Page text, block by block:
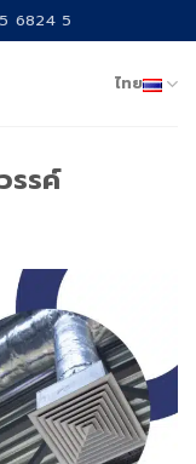
6824 5
ไทย
รรค์